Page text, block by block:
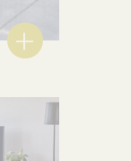
+